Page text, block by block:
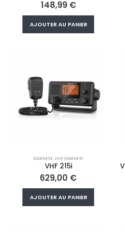
148,99 €
AJOUTER AU PANIER
GARMIN,VHF GARMIN
VHF 215i
629,00 €
AJOUTER AU PANIER